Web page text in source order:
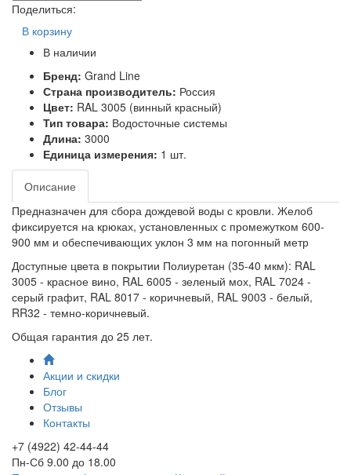
Поделиться:
В корзину
В наличии
Бренд: Grand Line
Страна производитель: Россия
Цвет: RAL 3005 (винный красный)
Тип товара: Водосточные системы
Длина: 3000
Единица измерения: 1 шт.
Описание
Предназначен для сбора дождевой воды с кровли. Желоб
фиксируется на крюках, установленных с промежутком 600-
900 мм и обеспечивающих уклон 3 мм на погонный метр
Доступные цвета в покрытии Полиуретан (35-40 мкм): RAL
3005 - красное вино, RAL 6005 - зеленый мох, RAL 7024 -
серый графит, RAL 8017 - коричневый, RAL 9003 - белый,
RR32 - темно-коричневый.
Общая гарантия до 25 лет.
Акции и скидки
Блог
Отзывы
Контакты
+7 (4922) 42-44-44
Пн-Сб 9.00 до 18.00